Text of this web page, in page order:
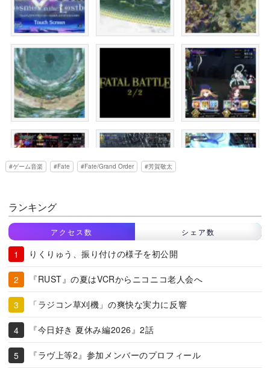
ゲーム音楽 Fate Fate/Grand Order 芳賀敬太
ランキング
アクセス数 シェア数
りくりゅう、振り付けの様子を初公開
『RUST』の夏はVCRからニコニコ老人会へ
「ラジコン草刈機」の爽快な実力に反響
『今日好き 夏休み編2026』2話
『ラヴ上等2』参加メンバーのプロフィール